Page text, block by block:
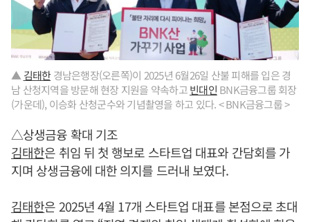
▲ 김태한경남은행장(오른쪽)이 2025년 6월26일 산불 피해를 입은 경
남 산청지역을 방문해 현장 지원을 약속하고빈대인 BNK금융그룹 회장
(가운데), 이승화 산청군수와 기념촬영을 하고 있다. < BNK금융그룹 >
△상생금융 확대 기조
김태한은 취임 뒤 첫 행보로 스타트업 대표와 간담회를 가
지며 상생금융에 대한 의지를 드러내 보였다.
김태한은 2025년 4월 17개 스타트업 대표를 본점으로 초대